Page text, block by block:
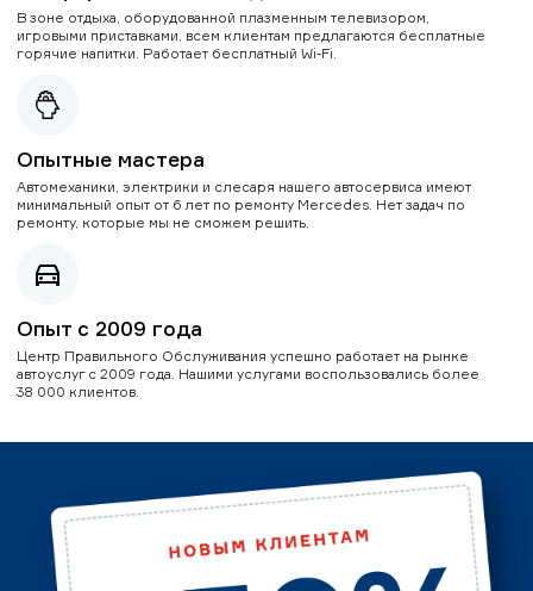
В зоне отдыха, оборудованной плазменным телевизором,
игровыми приставками, всем клиентам предлагаются бесплатные
горячие напитки. Работает бесплатный Wi-Fi.
Опытные мастера
Автомеханики, электрики и слесаря нашего автосервиса имеют
минимальный опыт от 6 лет по ремонту Mercedes. Нет задач по
ремонту, которые мы не сможем решить.
Опыт с 2009 года
Центр Правильного Обслуживания успешно работает на рынке
автоуслуг с 2009 года. Нашими услугами воспользовались более
38 000 клиентов.